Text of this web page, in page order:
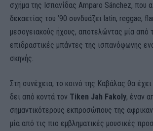
σχήμα της Ισπανίδας Amparo Sánchez, που
δεκαετίας του ’90 συνδυάζει latin, reggae,
μεσογειακούς ήχους, αποτελώντας μία από
επιδραστικές μπάντες της ισπανόφωνης
σκηνής.
Στη συνέχεια, το κοινό της Καβάλας θα έχει
δει από κοντά τον Tiken Jah Fakoly, έναν
σημαντικότερους εκπροσώπους της
μία από τις πιο εμβληματικές μουσικές